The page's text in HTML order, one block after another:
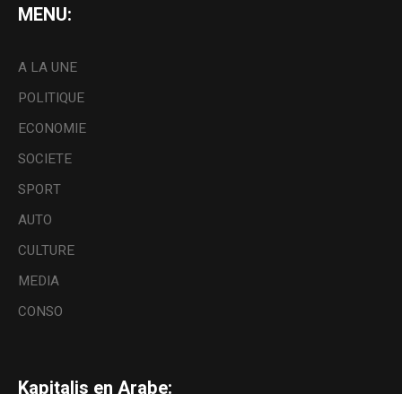
MENU:
A LA UNE
POLITIQUE
ECONOMIE
SOCIETE
SPORT
AUTO
CULTURE
MEDIA
CONSO
Kapitalis en Arabe: